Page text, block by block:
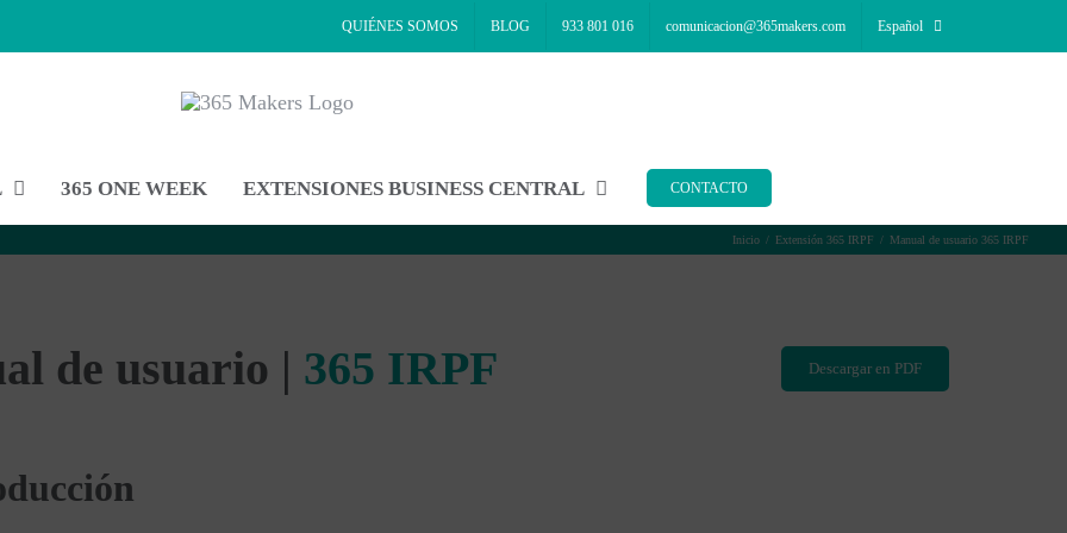
QUIÉNES SOMOS BLOG 933 801 016 comunicacion@365makers.com Español
365 ONE WEEK EXTENSIONES BUSINESS CENTRAL CONTACTO
Inicio Extensión 365 IRPF Manual de usuario 365 IRPF
de usuario | 365 IRPF Descargar en PDF